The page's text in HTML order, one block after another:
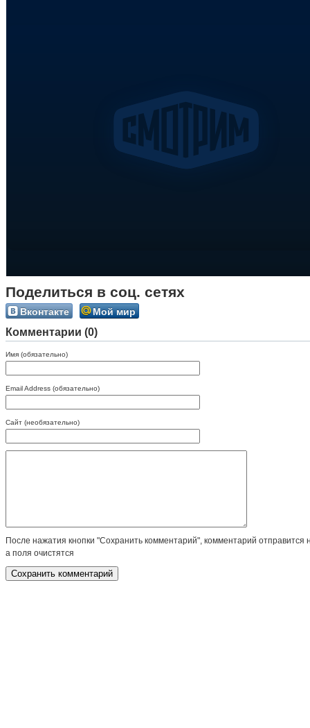
Поделиться в соц. сетях
Вконтакте Мой мир
Комментарии (0)
Имя (обязательно)
Email Address (обязательно)
Сайт (необязательно)
После нажатия кнопки "Сохранить комментарий", комментарий отправится
а поля очистятся